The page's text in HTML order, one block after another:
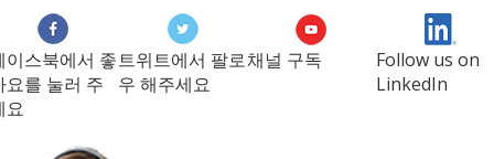
이스북에서 좋
요를 눌러 주
요
트위트에서 팔로
우 해주세요
채널 구독
Follow us on
LinkedIn